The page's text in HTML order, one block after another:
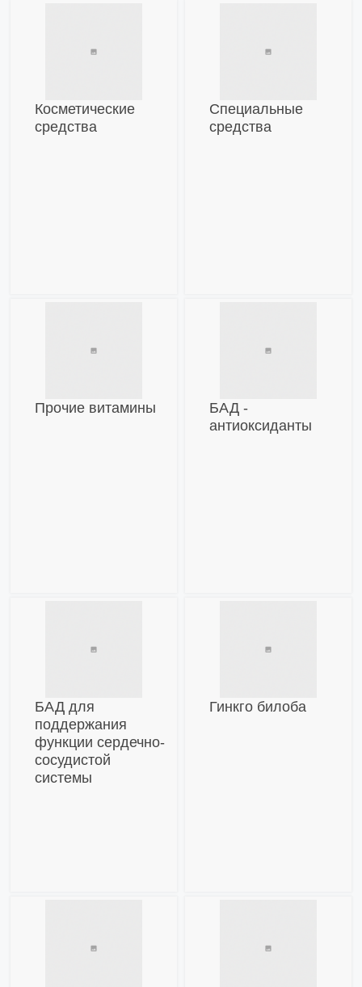
Косметические
средства
Специальные
средства
Прочие витамины
БАД -
антиоксиданты
БАД для
поддержания
функции сердечно-
сосудистой
системы
Гинкго билоба